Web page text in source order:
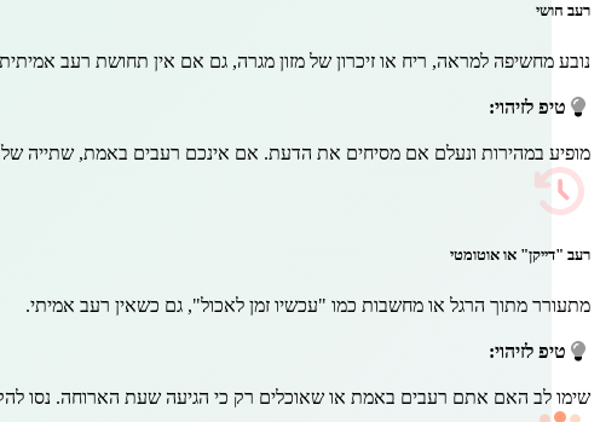
רעב חושי
נובע מחשיפה למראה, ריח או זיכרון של מזון מגרה, גם אם אין תחושת רעב
טיפ לזיהוי:
מופיע במהירות ונעלם אם מסיחים את הדעת. אם אינכם רעבים באמת, שתייה
רעב "דייקן" או אוטומטי
מתעורר מתוך הרגל או מחשבות כמו "עכשיו זמן לאכול", גם כשאין רעב אמיתי.
טיפ לזיהוי:
שימו לב האם אתם רעבים באמת או שאוכלים רק כי הגיעה שעת הארוחה. נסו